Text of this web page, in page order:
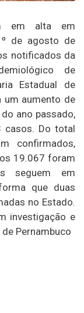
em alta em
de agosto de
notificados da
de
Estadual de
um aumento de
ano passado,
casos. Do total
confirmados,
19.067 foram
seguem em
que duas
no Estado.
investigação e
Pernambuco